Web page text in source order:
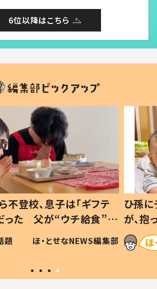
6位以降はこちら
不登校、息子は「ギフテ
った 父が“ウチ給食”を
ける理由とは #令和の親
子
題 ほ・とせなNEWS編集部
ひ孫
が、
「涙が
い」